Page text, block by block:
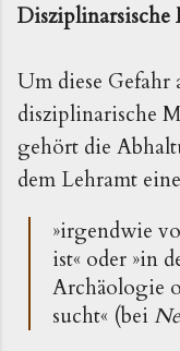
Disziplinarsische
Um diese Gefahr
disziplinarische
gehört die
dem Lehramt
»irgendwie
ist« oder »in
Archäologie
sucht« (bei